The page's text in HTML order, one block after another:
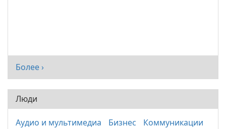
Более ›
Люди
Аудио и мультимедиа Бизнес
Коммуникации